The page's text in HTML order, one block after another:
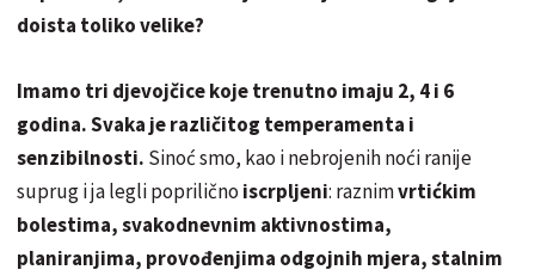
doista toliko velike?
Imamo tri djevojčice koje trenutno imaju 2, 4 i 6
godina. Svaka je različitog temperamenta i
senzibilnosti. Sinoć smo, kao i nebrojenih noći ranije
suprug i ja legli poprilično iscrpljeni: raznimvrtićkim
bolestima, svakodnevnim aktivnostima,
planiranjima, provođenjima odgojnih mjera, stalnim